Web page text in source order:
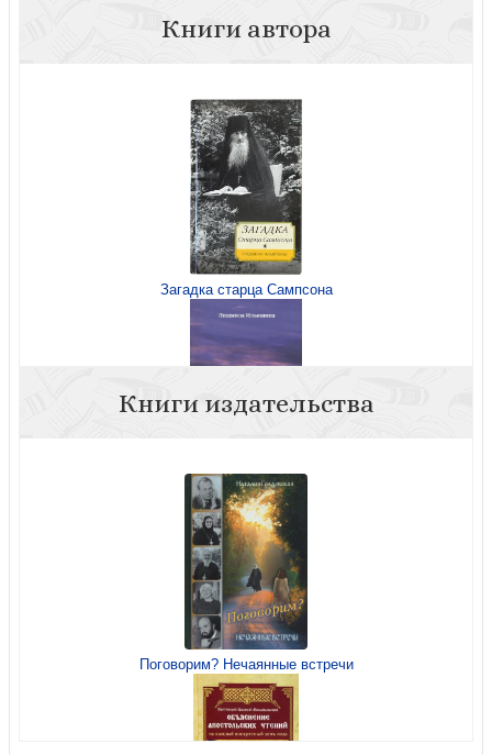
Книги автора
Загадка старца Сампсона
Жертва вечерняя
Блаженная Ксения и ее наследницы
Книги издательства
Поговорим? Нечаянные встречи